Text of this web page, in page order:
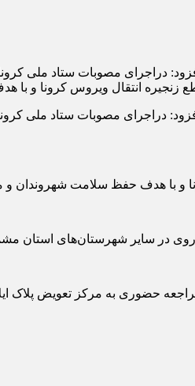
دراجرای مصوبات ستاد ملی
انتقال ویروس کرونا و
دراجرای مصوبات ستاد ملی
و با هدف حفظ سلامت شهروندان
در سایر شهرستان‌های استان
حضوری به مرکز تعویض پلاک